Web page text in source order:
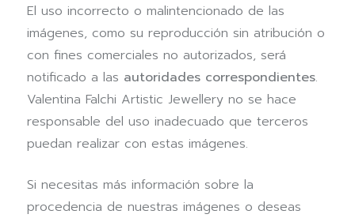
El uso incorrecto o malintencionado de las
imágenes, como su reproducción sin atribución o
con fines comerciales no autorizados, será
notificado a las autoridades correspondientes.
Valentina Falchi Artistic Jewellery no se hace
responsable del uso inadecuado que terceros
puedan realizar con estas imágenes.
Si necesitas más información sobre la
procedencia de nuestras imágenes o deseas